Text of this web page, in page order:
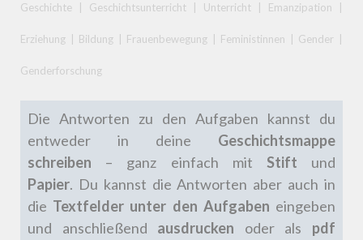
Geschichte | Geschichtsunterricht | Unterricht | Emanzipation |
Erziehung | Bildung | Frauenbewegung | Feministinnen | Gender |
Genderforschung
Die Antworten zu den Aufgaben kannst du
entweder in deine Geschichtsmappe
schreiben – ganz einfach mit Stift und
Papier. Du kannst die Antworten aber auch in
die Textfelder unter den Aufgaben eingeben
und anschließend ausdrucken oder als pdf